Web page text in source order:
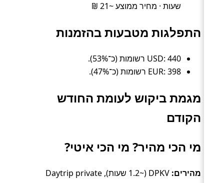
שעות · מחיר ממוצע ~21 ₪
התפלגות מטבעות בהזמנות
USD: 440 רשומות (כ־53%).
EUR: 398 רשומות (כ־47%).
מגמת ביקוש לעומת החודש
הקודם
מי הכי מהיר? מי הכי איטי?
מהירים:
DPKV (~1.2 שעות), Daytrip private